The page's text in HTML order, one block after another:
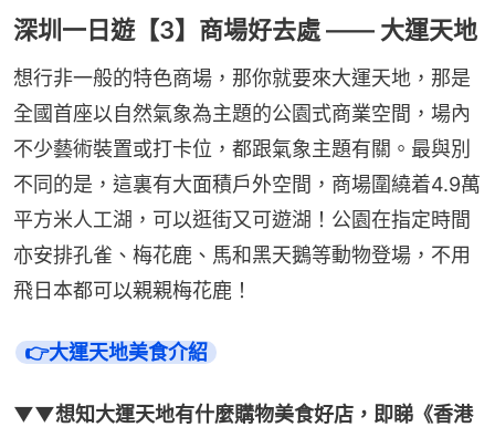
深圳一日遊【3】商場好去處 —— 大運天地
想行非一般的特色商場，那你就要來大運天地，那是
全國首座以自然氣象為主題的公園式商業空間，場內
不少藝術裝置或打卡位，都跟氣象主題有關。最與別
不同的是，這裏有大面積戶外空間，商場圍繞着4.9萬
平方米人工湖，可以逛街又可遊湖！公園在指定時間
亦安排孔雀、梅花鹿、馬和黑天鵝等動物登場，不用
飛日本都可以親親梅花鹿！
👉大運天地美食介紹
▼▼想知大運天地有什麼購物美食好店，即睇《香港